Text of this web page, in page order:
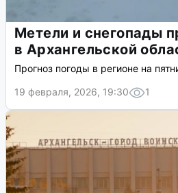
Метели и снегопады
в Архангельской
Прогноз погоды в регионе на
19 февраля, 2026, 19:30
1